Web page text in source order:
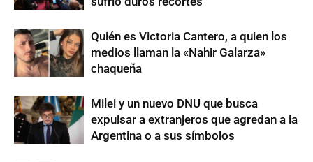
Quién es Victoria Cantero, a quien los
medios llaman la «Nahir Galarza»
chaqueña
Milei y un nuevo DNU que busca
expulsar a extranjeros que agredan a la
Argentina o a sus símbolos